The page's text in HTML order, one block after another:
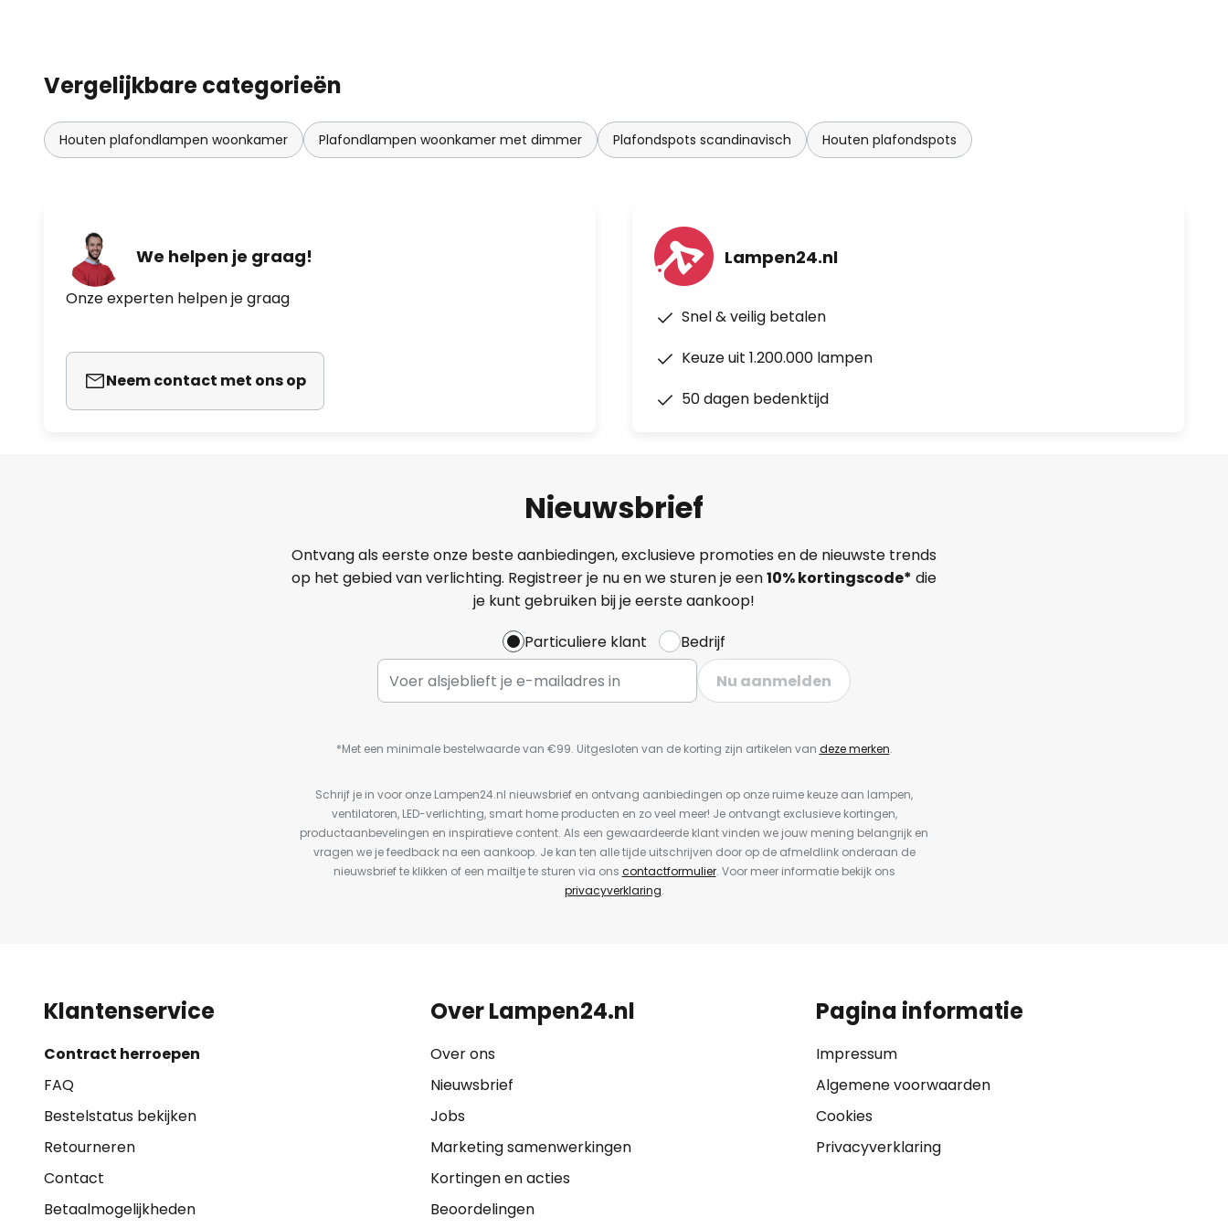
Vergelijkbare categorieën
Houten plafondlampen woonkamer Plafondlampen woonkamer met dimmer Plafondspots scandinavisch Houten plafondspots
We helpen je graag!
Onze experten helpen je graag
Neem contact met ons op
Lampen24.nl
Snel & veilig betalen
Keuze uit 1.200.000 lampen
50 dagen bedenktijd
Nieuwsbrief
Ontvang als eerste onze beste aanbiedingen, exclusieve promoties en de nieuwste trends
op het gebied van verlichting. Registreer je nu en we sturen je een10% kortingscode* die
je kunt gebruiken bij je eerste aankoop!
Particuliere klant
Bedrijf
Nu aanmelden
*Met een minimale bestelwaarde van €99. Uitgesloten van de korting zijn artikelen van deze merken.
Schrijf je in voor onze Lampen24.nl nieuwsbrief en ontvang aanbiedingen op onze ruime keuze aan lampen,
ventilatoren, LED-verlichting, smart home producten en zo veel meer! Je ontvangt exclusieve kortingen,
productaanbevelingen en inspiratieve content. Als een gewaardeerde klant vinden we jouw mening belangrijk en
vragen we je feedback na een aankoop. Je kan ten alle tijde uitschrijven door op de afmeldlink onderaan de
nieuwsbrief te klikken of een mailtje te sturen via ons contactformulier. Voor meer informatie bekijk ons
privacyverklaring.
Klantenservice
Contract herroepen
FAQ
Bestelstatus bekijken
Retourneren
Contact
Betaalmogelijkheden
Over Lampen24.nl
Over ons
Nieuwsbrief
Jobs
Marketing samenwerkingen
Kortingen en acties
Beoordelingen
Pagina informatie
Impressum
Algemene voorwaarden
Cookies
Privacyverklaring